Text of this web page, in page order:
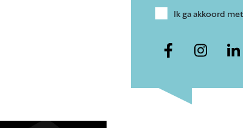
Ik ga akkoord